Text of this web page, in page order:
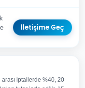
İletişime Geç
iptallerde %40, 20-